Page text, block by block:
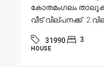
കോതമംഗലം താലൂക്ക്
വീട് വില്പനക്ക്.
31990 3
HOUSE